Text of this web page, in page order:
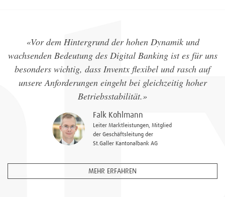
«Vor dem Hintergrund der hohen Dynamik und
wachsenden Bedeutung des Digital Banking ist es für uns
besonders wichtig, dass Inventx flexibel und rasch auf
unsere Anforderungen eingeht bei gleichzeitig hoher
Betriebsstabilität.»
Falk Kohlmann
Leiter Marktleistungen, Mitglied
der Geschäftsleitung der
St.Galler Kantonalbank AG
MEHR ERFAHREN